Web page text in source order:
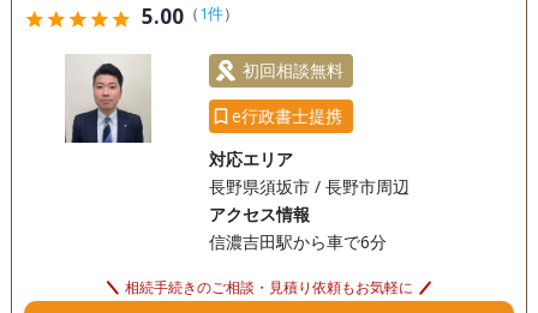
starstarstarstarstar 5.00（1件）
初回相談無料
e行政書士提携
対応エリア
長野県須坂市 / 長野市周辺
アクセス情報
信濃吉田駅から車で6分
相続手続きのご相談・見積り依頼もお気軽に